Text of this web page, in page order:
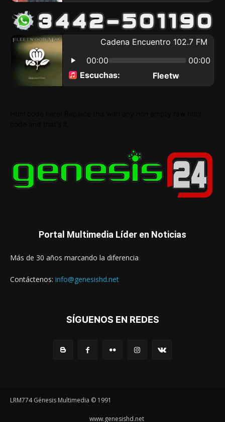
Portal Multimedia Líder en Noticias
Más de 30 años marcando la diferencia
Contáctenos: info@genesishd.net
SÍGUENOS EN REDES
LRM774 Génesis Multimedia © 1991
www.genesishd.net